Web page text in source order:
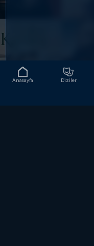
Anasayfa Diziler